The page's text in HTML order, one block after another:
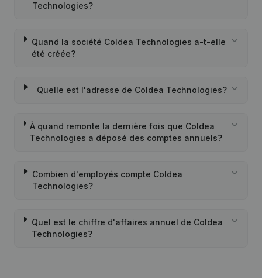
Technologies?
Quand la société Coldea Technologies a-t-elle
été créée?
Quelle est l'adresse de Coldea Technologies?
À quand remonte la dernière fois que Coldea
Technologies a déposé des comptes annuels?
Combien d'employés compte Coldea
Technologies?
Quel est le chiffre d'affaires annuel de Coldea
Technologies?